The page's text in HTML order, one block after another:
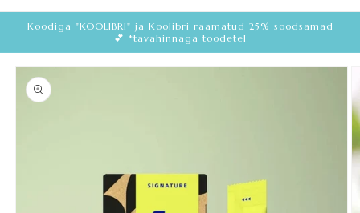
Koodiga "KOOLIBRI" ja Koolibri raamatud 25% soodsamad
💕 *tavahinnaga toodetel
Loe
toote
kohta